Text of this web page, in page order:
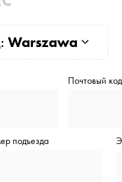
Warszawa
Почтовый код
подъезда